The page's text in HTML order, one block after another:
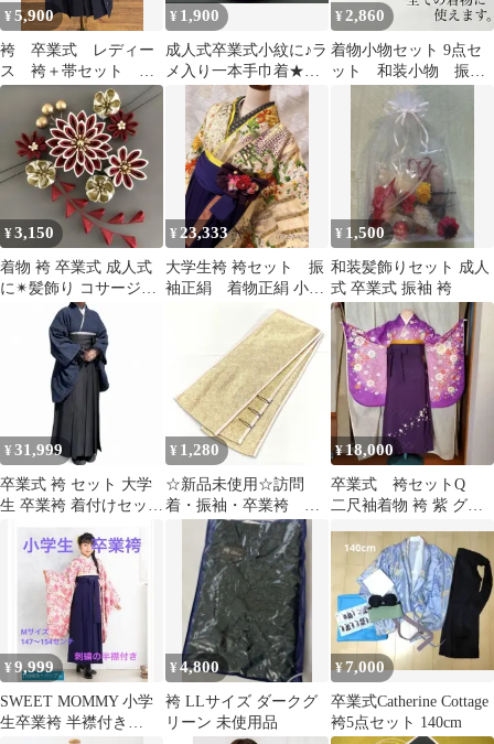
¥5,900
袴 卒業式 レディー
ス 袴＋帯セット
【825】
¥ 1,900
成人式卒業式小紋に♪ラ
メ入り一本手巾着★紫
きんちゃく
¥2,860
着物小物セット 9点セ
ット 和装小物 振袖
着付けセット 礼装用
着付け小物セット 着付
け小物セット 着付け
セット 着付け小物 成
人式 振袖 卒業式 入学
式 着物 着付けセット
一式 訪問着 和装 振
袖 礼装用 訪問着
附け下げ ママ振袖
全ての着物に使える
¥3,150
着物 袴 卒業式 成人式
に✴︎髪飾り コサージュ
¥ 23,333
大学生袴 袴セット 振
袖正絹 着物正絹 小学
生袴 卒業式袴レトロ
着物アンティーク
¥ 1,500
和装髪飾りセット 成人
式 卒業式 振袖 袴
¥ 31,999
卒業式 袴 セット 大学
生 卒業袴 着付けセット
¥ 1,280
☆新品未使用☆訪問
着・振袖・卒業袴
白・金系重ね衿 重ね襟
伊達衿 伊達襟
¥18,000
卒業式 袴セットQ
二尺袖着物 袴 紫 グラ
¥ 9,999
SWEET MOMMY 小学
生卒業袴 半襟付き
¥4,800
袴 LLサイズ ダークグ
リーン 未使用品
¥7,000
卒業式Catherine Cottage
袴5点セット 140cm